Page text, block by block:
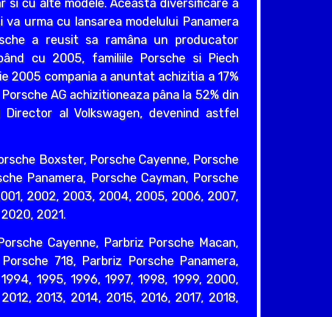
si cu alte modele. Aceasta diversificare a
urma cu lansarea modelului Panamera
a reusit sa ramâna un producator
cu 2005, familiile Porsche si Piech
2005 compania a anuntat achizitia a 17%
AG achizitioneaza pâna la 52% din
al Volkswagen, devenind astfel
Boxster, Porsche Cayenne, Porsche
Panamera, Porsche Cayman, Porsche
2002, 2003, 2004, 2005, 2006, 2007,
2021.
Cayenne, Parbriz Porsche Macan,
718, Parbriz Porsche Panamera,
1995, 1996, 1997, 1998, 1999, 2000,
2013, 2014, 2015, 2016, 2017, 2018,